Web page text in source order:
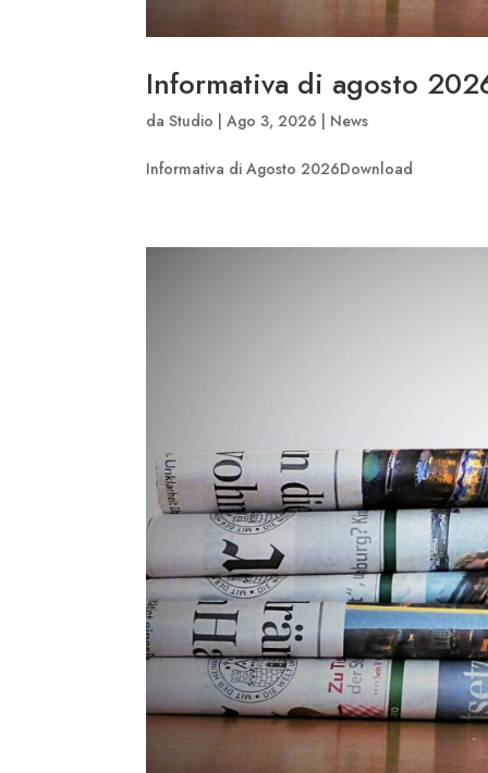
Informativa di agosto
daStudio |Ago 3, 2026 | News
Informativa di Agosto 2026Download